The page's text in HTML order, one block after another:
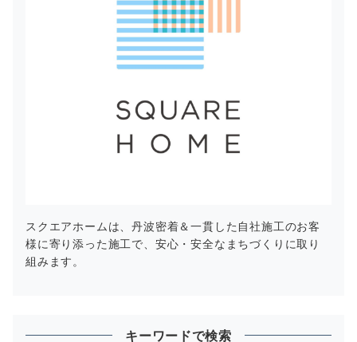
スクエアホームは、丹波密着＆一貫した自社施工のお客
様に寄り添った施工で、安心・安全なまちづくりに取り
組みます。
キーワードで検索